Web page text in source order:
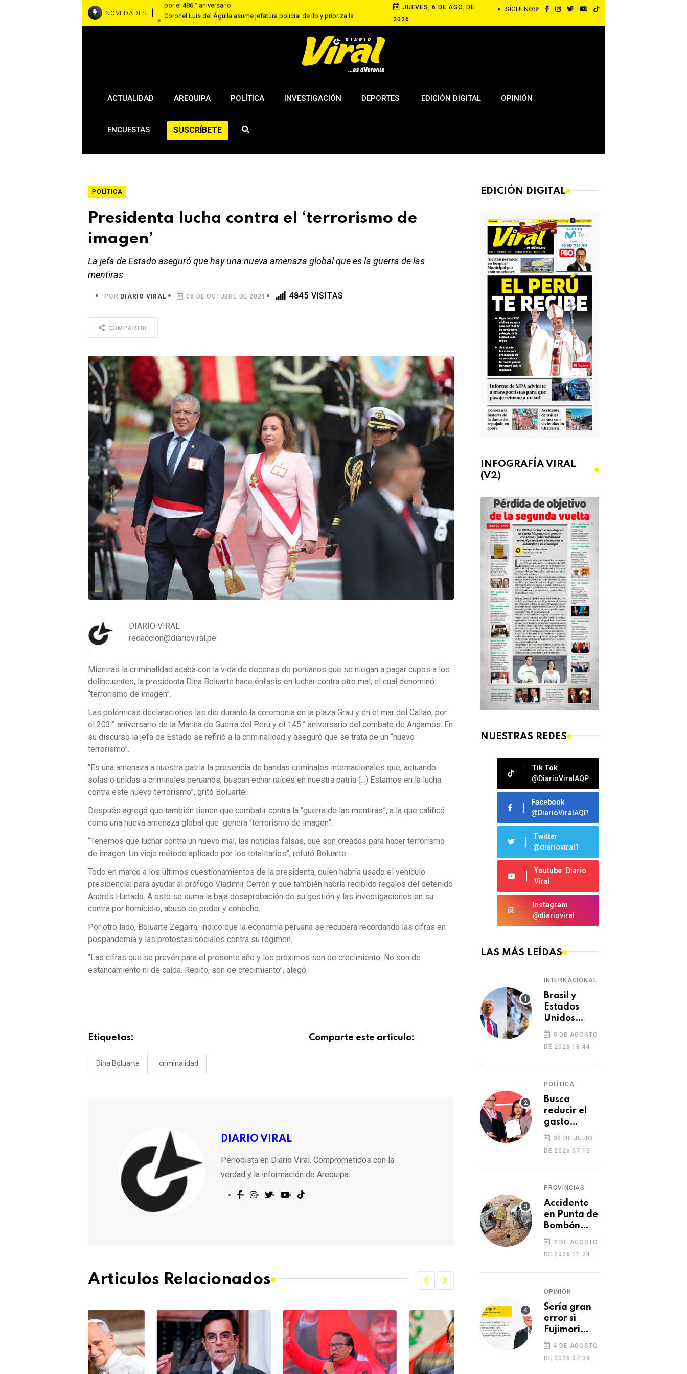
NOVEDADES
Coronel Luis del Águila asume jefatura policial de Ilo y prioriza la
seguridad ciudadana
Brasil y Estados Unidos elevan tensión diplomática tras retiro de visa a
JUEVES, 6 DE AGO. DE
2026
SÍGUENOS:
ACTUALIDAD AREQUIPA POLÍTICA INVESTIGACIÓN DEPORTES EDICIÓN DIGITAL OPINIÓN
ENCUESTAS SUSCRÍBETE
POLÍTICA
Presidenta lucha contra el ‘terrorismo de
imagen’
La jefa de Estado aseguró que hay una nueva amenaza global que es la guerra de las
mentiras
POR DIARIO VIRAL 08 DE OCTUBRE DE 2024 4845 VISITAS
COMPARTIR
DIARIO VIRAL
redaccion@diarioviral.pe
Mientras la criminalidad acaba con la vida de decenas de peruanos que se niegan a pagar cupos a los
delincuentes, la presidenta Dina Boluarte hace énfasis en luchar contra otro mal, el cual denominó:
“terrorismo de imagen”.
Las polémicas declaraciones las dio durante la ceremonia en la plaza Grau y en el mar del Callao, por
el 203.° aniversario de la Marina de Guerra del Perú y el 145.° aniversario del combate de Angamos. En
su discurso la jefa de Estado se refirió a la criminalidad y aseguró que se trata de un “nuevo
terrorismo”.
“Es una amenaza a nuestra patria la presencia de bandas criminales internacionales que, actuando
solas o unidas a criminales peruanos, buscan echar raíces en nuestra patria (...) Estamos en la lucha
contra este nuevo terrorismo”, gritó Boluarte.
Después agregó que también tienen que combatir contra la “guerra de las mentiras”, a la que calificó
como una nueva amenaza global que genera “terrorismo de imagen”.
“Tenemos que luchar contra un nuevo mal, las noticias falsas, que son creadas para hacer terrorismo
de imagen. Un viejo método aplicado por los totalitarios”, refutó Boluarte.
Todo en marco a los últimos cuestionamientos de la presidenta, quien habría usado el vehículo
presidencial para ayudar al prófugo Vladimir Cerrón y que también habría recibido regalos del detenido
Andrés Hurtado. A esto se suma la baja desaprobación de su gestión y las investigaciones en su
contra por homicidio, abuso de poder y cohecho.
Por otro lado, Boluarte Zegarra, indicó que la economía peruana se recupera recordando las cifras en
pospandemia y las protestas sociales contra su régimen.
“Las cifras que se prevén para el presente año y los próximos son de crecimiento. No son de
estancamiento ni de caída. Repito, son de crecimiento”, alegó.
Etiquetas:
Dina Boluarte criminalidad
Comparte este articulo:
DIARIO VIRAL
Periodista en Diario Viral. Comprometidos con la
verdad y la información de Arequipa.
Articulos Relacionados
EDICIÓN DIGITAL
INFOGRAFÍA VIRAL
(V2)
NUESTRAS REDES
Tik Tok
@DiarioViralAQP
Facebook
@DiarioViralAQP
Twitter
@diarioviral1
Youtube
Diario
Viral
Instagram
@diarioviral
LAS MÁS LEÍDAS
INTERNACIONAL
Brasil y
Estados
Unidos
elevan
tensión
diplomática
tras retiro
embajadora
en
Washington
5 DE AGOSTO
DE 2026 18:44
POLÍTICA
Busca
reducir el
gasto
excesivo del
Congreso
30 DE JULIO
DE 2026 07:15
PROVINCIAS
Accidente
en Punta de
Bombón
deja un
muerto y
dos heridos
2 DE AGOSTO
DE 2026 11:24
OPINIÓN
Sería gran
error si
Fujimori
indulta a
Castillo o
Toledo
4 DE AGOSTO
DE 2026 07:39